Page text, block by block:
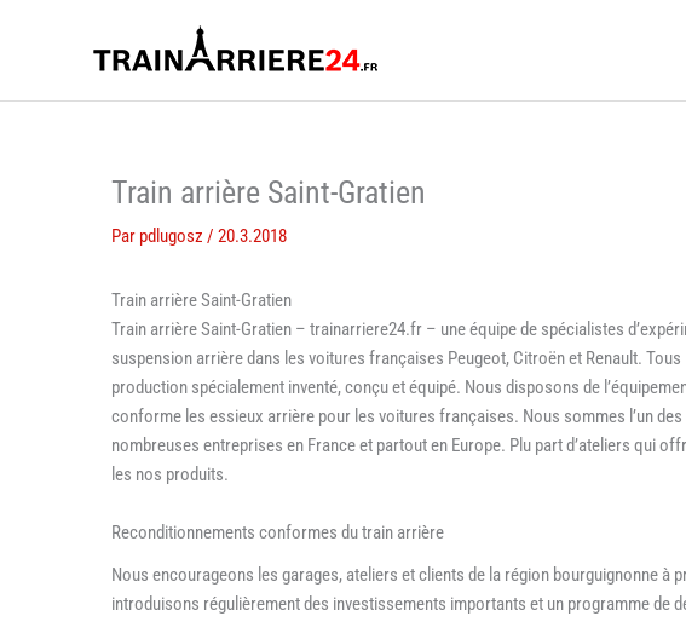
Train arrière Saint-Gratien
Par pdlugosz / 20.3.2018
Train arrière Saint-Gratien
Train arrière Saint-Gratien – trainarriere24.fr – une équipe de spécialistes
suspension arrière dans les voitures françaises Peugeot, Citroën et Renault.
production spécialement inventé, conçu et équipé. Nous disposons de
conforme les essieux arrière pour les voitures françaises. Nous sommes l’un
nombreuses entreprises en France et partout en Europe. Plu part d’ateliers qui
les nos produits.
Reconditionnements conformes du train arrière
Nous encourageons les garages, ateliers et clients de la région bourguignonne
introduisons régulièrement des investissements importants et un programme de